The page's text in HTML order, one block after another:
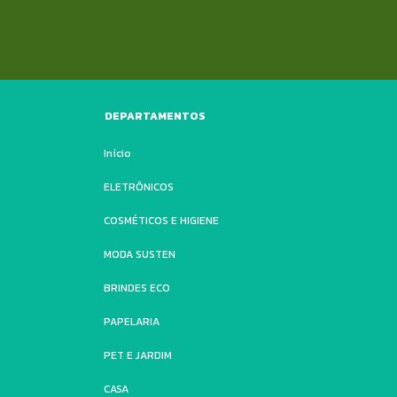
DEPARTAMENTOS
Início
ELETRÔNICOS
COSMÉTICOS E HIGIENE
MODA SUSTEN
BRINDES ECO
PAPELARIA
PET E JARDIM
CASA